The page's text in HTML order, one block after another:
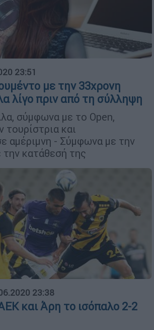
23:51
με την 33χρονη
λίγο πριν από τη σύλληψη
σύμφωνα με το Open,
τουρίστρια και
αμέριμνη - Σύμφωνα με την
κατάθεσή της
23:38
και Άρη το ισόπαλο 2-2